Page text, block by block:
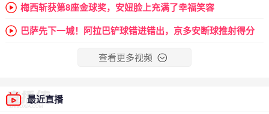
梅西斩获第8座金球奖，安妞脸上充满了幸福笑容
巴萨先下一城！阿拉巴铲球错进错出，京多安断球推射得分
查看更多视频
最近直播